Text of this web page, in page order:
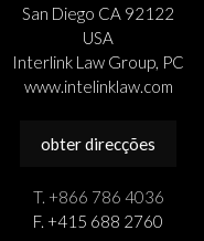
San Diego CA 92122
USA
Interlink Law Group, PC
www.intelinklaw.com
obter direcções
T. +866 786 4036
F. +415 688 2760